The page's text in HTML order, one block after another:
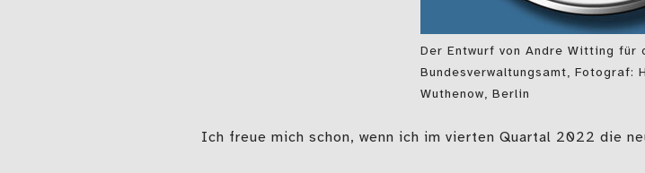
Der Entwurf von Andre Witting
Bundesverwaltungsamt, Fotograf:
Wuthenow, Berlin
Ich freue mich schon, wenn ich im vierten Quartal 2022 die